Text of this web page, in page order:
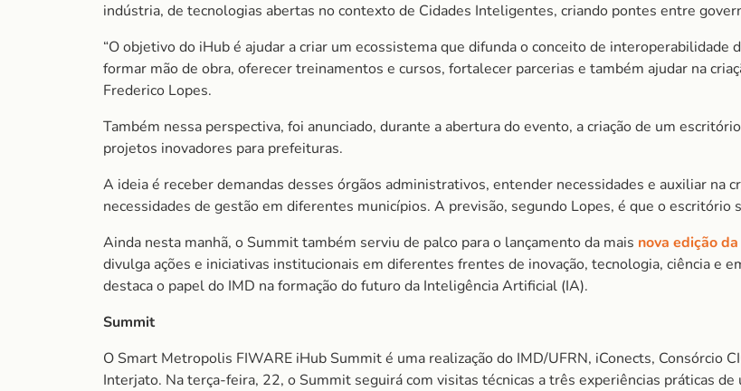
indústria, de tecnologias abertas no contexto de Cidades Inteligentes, criando pontes entre
“O objetivo do iHub é ajudar a criar um ecossistema que difunda o conceito de interoperabilidade
formar mão de obra, oferecer treinamentos e cursos, fortalecer parcerias e também ajudar na
Frederico Lopes.
Também nessa perspectiva, foi anunciado, durante a abertura do evento, a criação de um
projetos inovadores para prefeituras.
A ideia é receber demandas desses órgãos administrativos, entender necessidades e auxiliar na
necessidades de gestão em diferentes municípios. A previsão, segundo Lopes, é que o escritório
Ainda nesta manhã, o Summit também serviu de palco para o lançamento da mais nova edição
divulga ações e iniciativas institucionais em diferentes frentes de inovação, tecnologia, ciência e
destaca o papel do IMD na formação do futuro da Inteligência Artificial (IA).
Summit
O Smart Metropolis FIWARE iHub Summit é uma realização do IMD/UFRN, iConects, Consórcio
Interjato. Na terça-feira, 22, o Summit seguirá com visitas técnicas a três experiências práticas